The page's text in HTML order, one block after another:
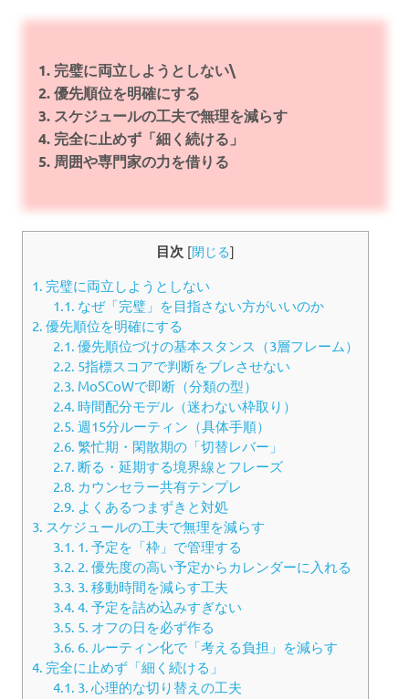
1. 完璧に両立しようとしない\
2. 優先順位を明確にする
3. スケジュールの工夫で無理を減らす
4. 完全に止めず「細く続ける」
5. 周囲や専門家の力を借りる
目次 [閉じる]
1. 完璧に両立しようとしない
1.1. なぜ「完璧」を目指さない方がいいのか
2. 優先順位を明確にする
2.1. 優先順位づけの基本スタンス（3層フレーム）
2.2. 5指標スコアで判断をブレさせない
2.3. MoSCoWで即断（分類の型）
2.4. 時間配分モデル（迷わない枠取り）
2.5. 週15分ルーティン（具体手順）
2.6. 繁忙期・閑散期の「切替レバー」
2.7. 断る・延期する境界線とフレーズ
2.8. カウンセラー共有テンプレ
2.9. よくあるつまずきと対処
3. スケジュールの工夫で無理を減らす
3.1. 1. 予定を「枠」で管理する
3.2. 2. 優先度の高い予定からカレンダーに入れる
3.3. 3. 移動時間を減らす工夫
3.4. 4. 予定を詰め込みすぎない
3.5. 5. オフの日を必ず作る
3.6. 6. ルーティン化で「考える負担」を減らす
4. 完全に止めず「細く続ける」
4.1. 3. 心理的な切り替えの工夫